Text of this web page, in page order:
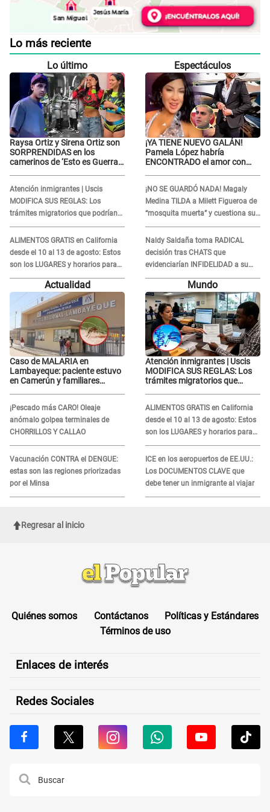
Lo más reciente
Lo último
Raysa Ortiz y Sirena Ortiz son
SORPRENDIDAS en los
camerinos de ‘Esto es Guerra’
Gabriel Moisés: “Gracias”
Atención inmigrantes | Uscis
MODIFICA SUS REGLAS: Los
trámites migratorios que podrían
necesitar tu prueba de ADN
ALIMENTOS GRATIS en California
desde el 10 al 13 de agosto: Estos
son los LUGARES y horarios para
recibir la ayuda
Espectáculos
¡YA TIENE NUEVO GALÁN!
Pamela López habría
ENCONTRADO el amor con
¡NO SE GUARDÓ NADA! Magaly
Medina TILDA a Milett Figueroa de
“mosquita muerta” y cuestiona su
RECONCILIACIÓN con Marcelo
Tinelli en TV argentina
Naldy Saldaña toma RADICAL
decisión tras CHATS que
evidenciarían INFIDELIDAD a su
novio con animador de 'La Bella
Luz': "Un día..."
Actualidad
Caso de MALARIA en
Lambayeque: paciente estuvo
en Camerún y familiares
¡Pescado más CARO! Oleaje
anómalo golpea terminales de
CHORRILLOS Y CALLAO
Vacunación CONTRA el DENGUE:
estas son las regiones priorizadas
por el Minsa
Mundo
Atención inmigrantes | Uscis
MODIFICA SUS REGLAS: Los
trámites migratorios que
ALIMENTOS GRATIS en California
desde el 10 al 13 de agosto: Estos
son los LUGARES y horarios para
recibir la ayuda
ICE en los aeropuertos de EE.UU.:
Los DOCUMENTOS CLAVE que
debe tener un inmigrante al viajar
Regresar al inicio
Quiénes somos Contáctanos
Políticas y Estándares
Términos de uso
Enlaces de interés
Redes Sociales